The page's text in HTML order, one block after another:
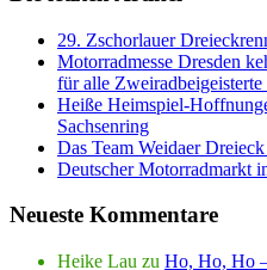
29. Zschorlauer
Motorradmesse Dresden
für alle Zweiradbeigeisterte
Heiße Heimspiel-
Sachsenring
Das Team Weidaer
Deutscher Motorradmarkt
Neueste Kommentare
Heike Lau zu Ho, Ho, Ho